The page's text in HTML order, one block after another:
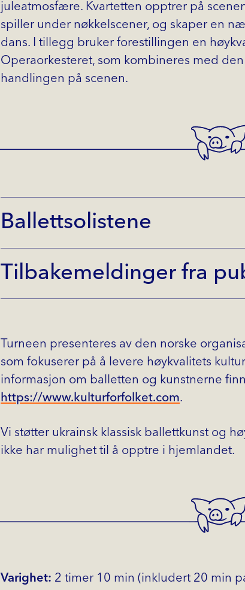
juleatmosfære. Kvartetten opptrer på
spiller under nøkkelscener, og skaper en
dans. I tillegg bruker forestillingen en
Operaorkesteret, som kombineres med
handlingen på scenen.
Ballettsolistene
Tilbakemeldinger fra
Turneen presenteres av den norske
som fokuserer på å levere høykvalitets
informasjon om balletten og kunstnerne
https://www.kulturforfolket.com.
Vi støtter ukrainsk klassisk ballettkunst og
ikke har mulighet til å opptre i hjemlandet.
Varighet: 2 timer 10 min (inkludert 20 min